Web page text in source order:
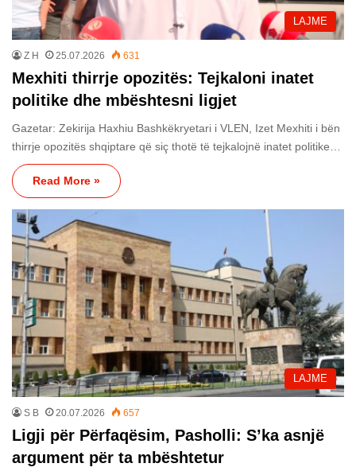
LAJME
Z H 25.07.2026 631
Mexhiti thirrje opozitës: Tejkaloni inatet
politike dhe mbështesni ligjet
Gazetar: Zekirija Haxhiu Bashkëkryetari i VLEN, Izet Mexhiti i bën
thirrje opozitës shqiptare që siç thotë të tejkalojnë inatet politike…
Read More »
LAJME
S B 20.07.2026 657
Ligji për Përfaqësim, Pasholli: S’ka asnjë
argument për ta mbështetur